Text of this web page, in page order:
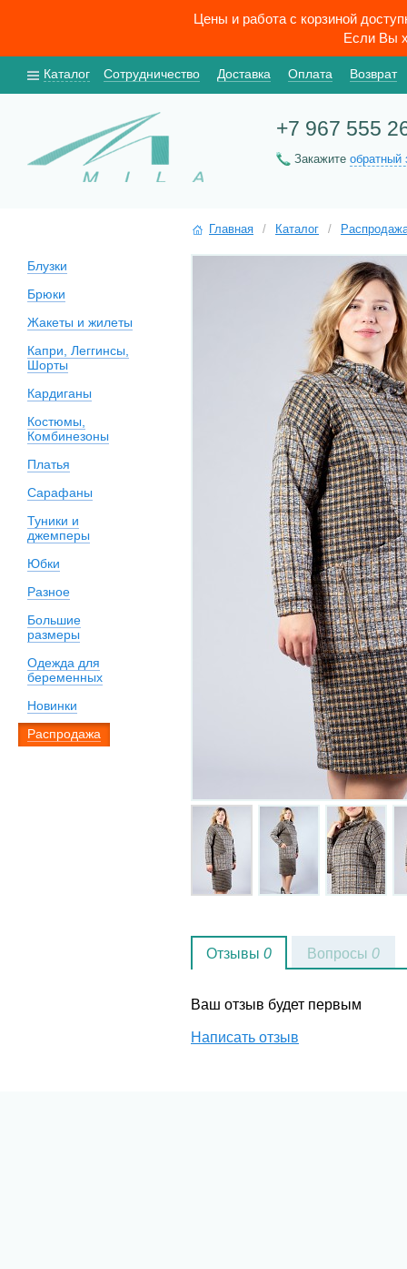
Цены и работа с корзиной
Если Вы
Каталог Сотрудничество Доставка Оплата Возврат
+7 967 555
Закажите обратный
Блузки
Брюки
Жакеты и жилеты
Капри, Леггинсы,
Шорты
Кардиганы
Костюмы,
Комбинезоны
Платья
Сарафаны
Туники и
джемперы
Юбки
Разное
Большие
размеры
Одежда для
беременных
Новинки
Распродажа
Главная / Каталог /
Отзывы 0
Ваш отзыв будет первым
Написать отзыв
Вопросы 0